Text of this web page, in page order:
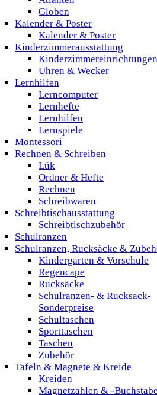
Globen
Kalender & Poster
Kalender & Poster
Kinderzimmerausstattung
Kinderzimmereinrichtungen
Uhren & Wecker
Lernhilfen
Lerncomputer
Lernhefte
Lernhilfen
Lernspiele
Montessori
Rechnen & Schreiben
Lük
Ordner & Hefte
Rechnen
Schreibwaren
Schreibtischausstattung
Schreibtischzubehör
Schulranzen
Schulranzen, Rucksäcke &
Kindergarten & Vorschule
Regencape
Rucksäcke
Schulranzen- & Rucksack-
Sonderpreise
Schultaschen
Sporttaschen
Taschen
Zubehör
Tafeln & Magnete & Kreide
Kreiden
Magnetzahlen & -